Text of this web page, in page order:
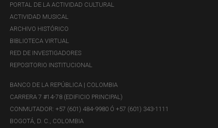
PORTAL DE LA ACTIVIDAD CULTURAL
ACTIVIDAD MUSICAL
ARCHIVO HISTÓRICO
BIBLIOTECA VIRTUAL
RED DE INVESTIGADORES
REPOSITORIO INSTITUCIONAL
BANCO DE LA REPÚBLICA | COLOMBIA
CARRERA 7 #14-78 (EDIFICIO PRINCIPAL)
CONMUTADOR: +57 (601) 484-9980 Ó +57 (601) 343-1111
BOGOTÁ, D. C., COLOMBIA